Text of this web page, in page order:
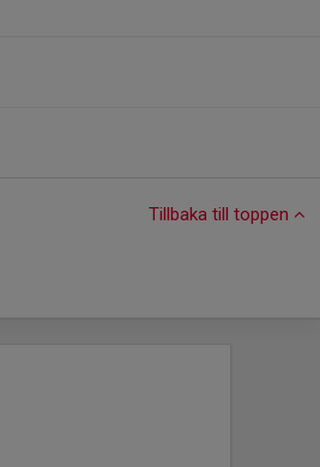
Tillbaka till toppen